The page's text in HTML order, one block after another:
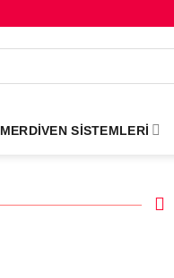
MERDIVEN SISTEMLERI